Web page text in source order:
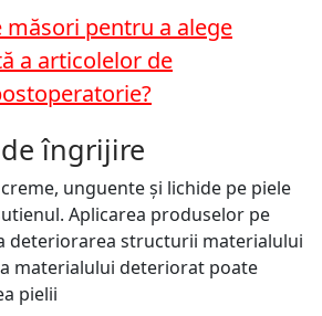
măsori pentru a alege
a articolelor de
îngrijire
unguente și lichide pe piele
Aplicarea produselor pe
deteriorarea structurii materialului
materialului deteriorat poate
pielii